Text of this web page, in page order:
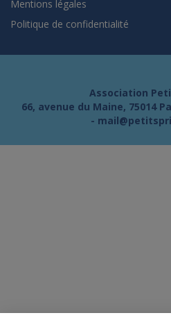
Mentions légales
Politique de confidentialité
Association
66, avenue du Maine, 75014
-